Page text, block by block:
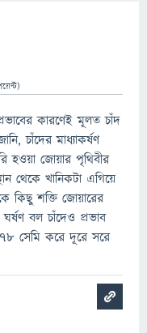
কারণেই মূলত চাঁদ
চাঁদের মাধ্যাকর্ষণ
হওয়া জোয়ার পৃথিবীর
থেকে খানিকটা এগিয়ে
কিছু শক্তি জোয়ারের
বল চাঁদেও প্রভাব
সেমি করে দূরে সরে